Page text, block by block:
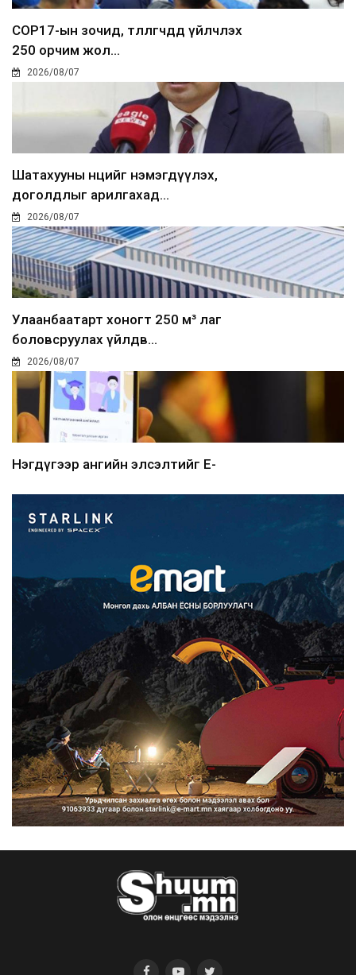
COP17-ын зочид, төлөөлөгчдөд үйлчлэх
250 орчим жол...
2026/08/07
Шатахууны нөөцийг нэмэгдүүлэх,
доголдлыг арилгахад...
2026/08/07
Улаанбаатарт хоногт 250 м³ лаг
боловсруулах үйлдв...
2026/08/07
Нэгдүгээр ангийн элсэлтийг E-
Францад иргэд рүү зөвшөөрөлгүй
сурталчилгааны дууд...
2026/08/07
Нийтийн тээврийн Ч:19А чиглэлийн
замналд түр хугац...
2026/08/07
Автомашины улсын дугаар сондгой
тоогоор төгссөн бо...